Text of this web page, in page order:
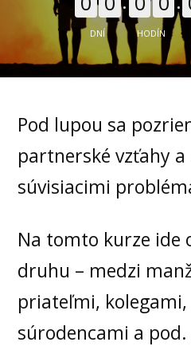
DNÍ HODÍN
Pod lupou sa
partnerské vzťahy a
súvisiacimi
Na tomto kurze ide
druhu – medzi
priateľmi,
súrodencami a pod.